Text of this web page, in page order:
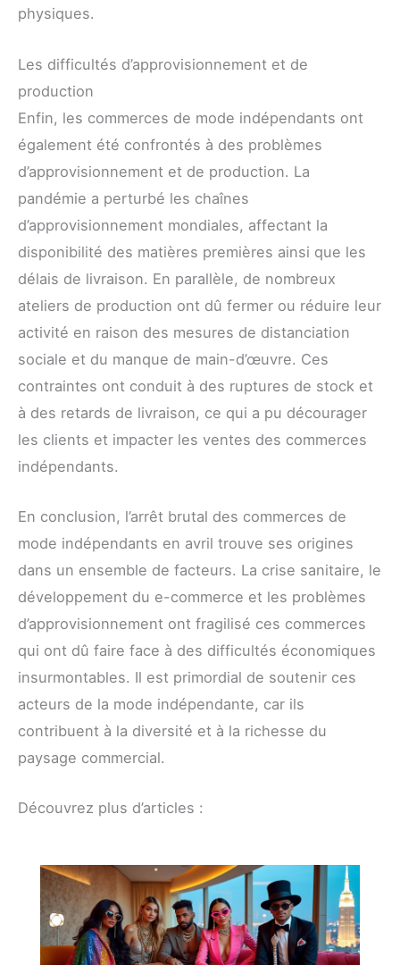
physiques.
Les difficultés d’approvisionnement et de
production
Enfin, les commerces de mode indépendants ont
également été confrontés à des problèmes
d’approvisionnement et de production. La
pandémie a perturbé les chaînes
d’approvisionnement mondiales, affectant la
disponibilité des matières premières ainsi que les
délais de livraison. En parallèle, de nombreux
ateliers de production ont dû fermer ou réduire leur
activité en raison des mesures de distanciation
sociale et du manque de main-d’œuvre. Ces
contraintes ont conduit à des ruptures de stock et
à des retards de livraison, ce qui a pu décourager
les clients et impacter les ventes des commerces
indépendants.
En conclusion, l’arrêt brutal des commerces de
mode indépendants en avril trouve ses origines
dans un ensemble de facteurs. La crise sanitaire, le
développement du e-commerce et les problèmes
d’approvisionnement ont fragilisé ces commerces
qui ont dû faire face à des difficultés économiques
insurmontables. Il est primordial de soutenir ces
acteurs de la mode indépendante, car ils
contribuent à la diversité et à la richesse du
paysage commercial.
Découvrez plus d’articles :